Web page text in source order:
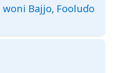
Bajjo, Fooluɗo